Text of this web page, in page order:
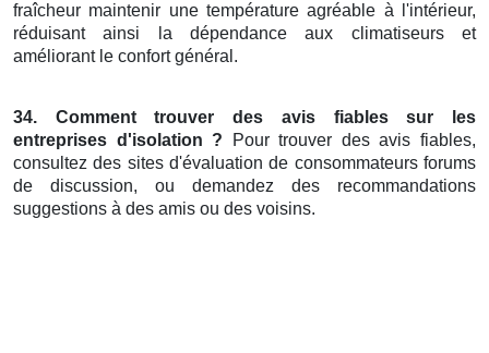
fraîcheur maintenir une température agréable à l'intérieur,
réduisant ainsi la dépendance aux climatiseurs et
améliorant le confort général.
34. Comment trouver des avis fiables sur les
entreprises d'isolation ? Pour trouver des avis fiables,
consultez des sites d'évaluation de consommateurs forums
de discussion, ou demandez des recommandations
suggestions à des amis ou des voisins.